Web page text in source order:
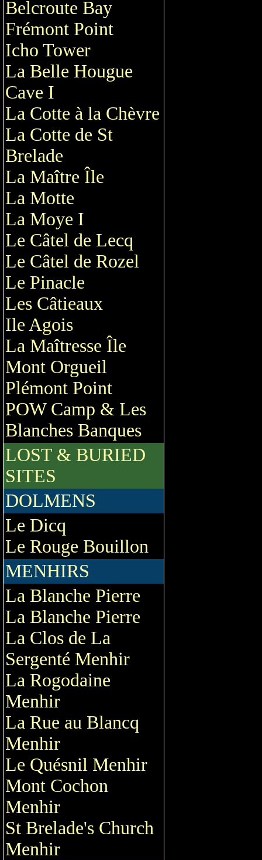
Belcroute Bay
Frémont Point
Icho Tower
La Belle Hougue
Cave I
La Cotte à la Chèvre
La Cotte de St
Brelade
La Maître Île
La Motte
La Moye I
Le Câtel de Lecq
Le Câtel de Rozel
Le Pinacle
Les Câtieaux
Ile Agois
La Maîtresse Île
Mont Orgueil
Plémont Point
POW Camp & Les
Blanches Banques
LOST & BURIED
SITES
DOLMENS
Le Dicq
Le Rouge Bouillon
MENHIRS
La Blanche Pierre
La Blanche Pierre
La Clos de La
Sergenté Menhir
La Rogodaine
Menhir
La Rue au Blancq
Menhir
Le Quésnil Menhir
Mont Cochon
Menhir
St Brelade's Church
Menhir